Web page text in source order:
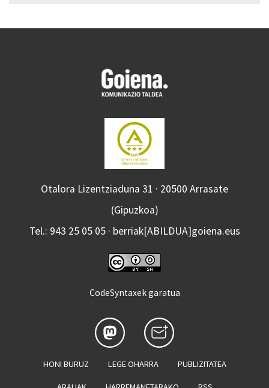
Otalora Lizentziaduna 31 · 20500 Arrasate
(Gipuzkoa)
Tel.: 943 25 05 05 · berriak[ABILDUA]goiena.eus
CodeSyntaxek garatua
HONI BURUZ LEGE OHARRA PUBLIZITATEA